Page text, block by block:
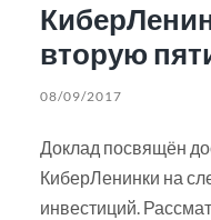
вторую
08/09/2017
Доклад посвящён
КиберЛенинки на
инвестиций.